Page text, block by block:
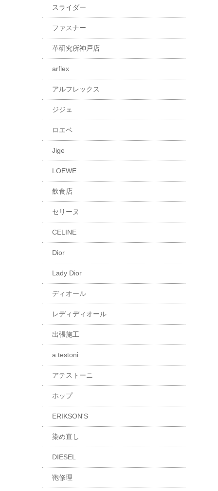
スライダー
ファスナー
革研究所神戸店
arflex
アルフレックス
ジジェ
ロエベ
Jige
LOEWE
飲食店
セリーヌ
CELINE
Dior
Lady Dior
ディオール
レディディオール
出張施工
a.testoni
アテストーニ
ホップ
ERIKSON'S
染め直し
DIESEL
鞄修理